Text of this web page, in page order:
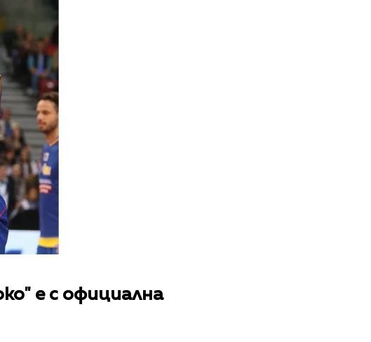
е с официална